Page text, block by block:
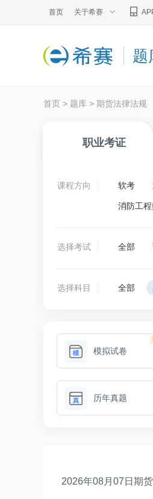
首页 关于希赛
题
首页 > 题库 > 期货法律法规
职业考证
课程方向 软考
消防工
选择考试 全部
选择科目 全部
模拟试卷
历年真题
2026年08月07日期